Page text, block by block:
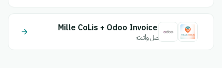
Mille CoLis + Odoo Invoices
اتصل وأتمتة